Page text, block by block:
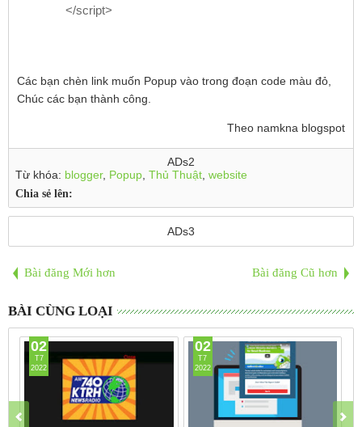
</script>
Các bạn chèn link muốn Popup vào trong đoạn code màu đỏ,
Chúc các bạn thành công.
Theo namkna blogspot
ADs2
Từ khóa: blogger, Popup,Thủ Thuật,website
Chia sẻ lên:
ADs3
Bài đăng Mới hơn Bài đăng Cũ hơn
BÀI CÙNG LOẠI
02
T7
2022
02
T7
2022